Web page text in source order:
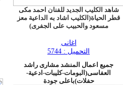
شاهد الكليب الجديد للفنان احمد مكى
قطر الحياة(الكليب اشاد به الداعية معز
مسعود والحبيب على الجفرى)
اغانى
التحميل : 5744
جميع اعمال المنشد مشارى راشد
العفاسى(البومات-كليبات-ادعية-
حفلات)باعلى جودة